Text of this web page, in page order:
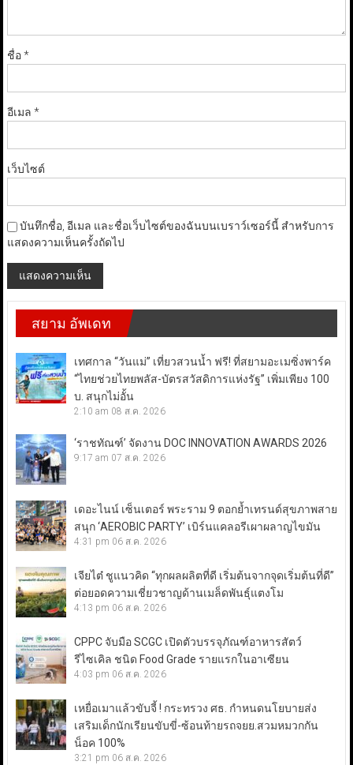
ชื่อ*
อีเมล *
เว็บไซต์
บันทึกชื่อ, อีเมล และชื่อเว็บไซต์ของฉันบนเบราว์เซอร์นี้ สำหรับการ
แสดงความเห็นครั้งถัดไป
สยาม อัพเดท
เทศกาล “วันแม่” เที่ยวสวนน้ำ ฟรี! ที่สยามอะเมซิ่งพาร์ค
“ไทยช่วยไทยพลัส-บัตรสวัสดิการแห่งรัฐ” เพิ่มเพียง 100
บ. สนุกไม่อั้น
2:10 am 08 ส.ค. 2026
‘ราชทัณฑ์’ จัดงาน DOC INNOVATION AWARDS 2026
9:17 am 07 ส.ค. 2026
เดอะไนน์ เซ็นเตอร์ พระราม 9 ตอกย้ำเทรนด์สุขภาพสาย
สนุก ‘AEROBIC PARTY’ เบิร์นแคลอรีเผาผลาญไขมัน
4:31 pm 06 ส.ค. 2026
เจียไต๋ ชูแนวคิด “ทุกผลผลิตที่ดี เริ่มต้นจากจุดเริ่มต้นที่ดี”
ต่อยอดความเชี่ยวชาญด้านเมล็ดพันธุ์แตงโม
4:13 pm 06 ส.ค. 2026
CPPC จับมือ SCGC เปิดตัวบรรจุภัณฑ์อาหารสัตว์
รีไซเคิล ชนิด Food Grade รายแรกในอาเซียน
4:03 pm 06 ส.ค. 2026
เหยื่อเมาแล้วขับจี้ ! กระทรวง ศธ. กำหนดนโยบายส่ง
เสริมเด็กนักเรียนขับขี่-ซ้อนท้ายรถจยย.สวมหมวกกัน
น็อค 100%
3:21 pm 06 ส.ค. 2026